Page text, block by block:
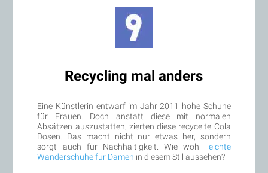
Recycling mal anders
Eine Künstlerin entwarf im Jahr 2011 hohe Schuhe
für Frauen. Doch anstatt diese mit normalen
Absätzen auszustatten, zierten diese recycelte Cola
Dosen. Das macht nicht nur etwas her, sondern
sorgt auch für Nachhaltigkeit. Wie wohl leichte
Wanderschuhe für Damen in diesem Stil aussehen?